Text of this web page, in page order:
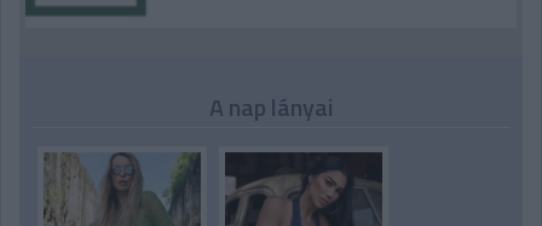
A nap lányai